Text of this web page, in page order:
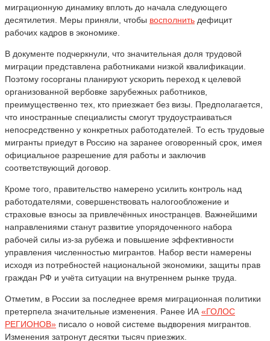
миграционную динамику вплоть до начала следующего
десятилетия. Меры приняли, чтобы восполнить дефицит
рабочих кадров в экономике.
В документе подчеркнули, что значительная доля трудовой
миграции представлена работниками низкой квалификации.
Поэтому госорганы планируют ускорить переход к целевой
организованной вербовке зарубежных работников,
преимущественно тех, кто приезжает без визы. Предполагается,
что иностранные специалисты смогут трудоустраиваться
непосредственно у конкретных работодателей. То есть трудовые
мигранты приедут в Россию на заранее оговоренный срок, имея
официальное разрешение для работы и заключив
соответствующий договор.
Кроме того, правительство намерено усилить контроль над
работодателями, совершенствовать налогообложение и
страховые взносы за привлечённых иностранцев. Важнейшими
направлениями станут развитие упорядоченного набора
рабочей силы из-за рубежа и повышение эффективности
управления численностью мигрантов. Набор вести намерены
исходя из потребностей национальной экономики, защиты прав
граждан РФ и учёта ситуации на внутреннем рынке труда.
Отметим, в России за последнее время миграционная политики
претерпела значительные изменения. Ранее ИА «ГОЛОС
РЕГИОНОВ» писало о новой системе выдворения мигрантов.
Изменения затронут десятки тысяч приезжих.